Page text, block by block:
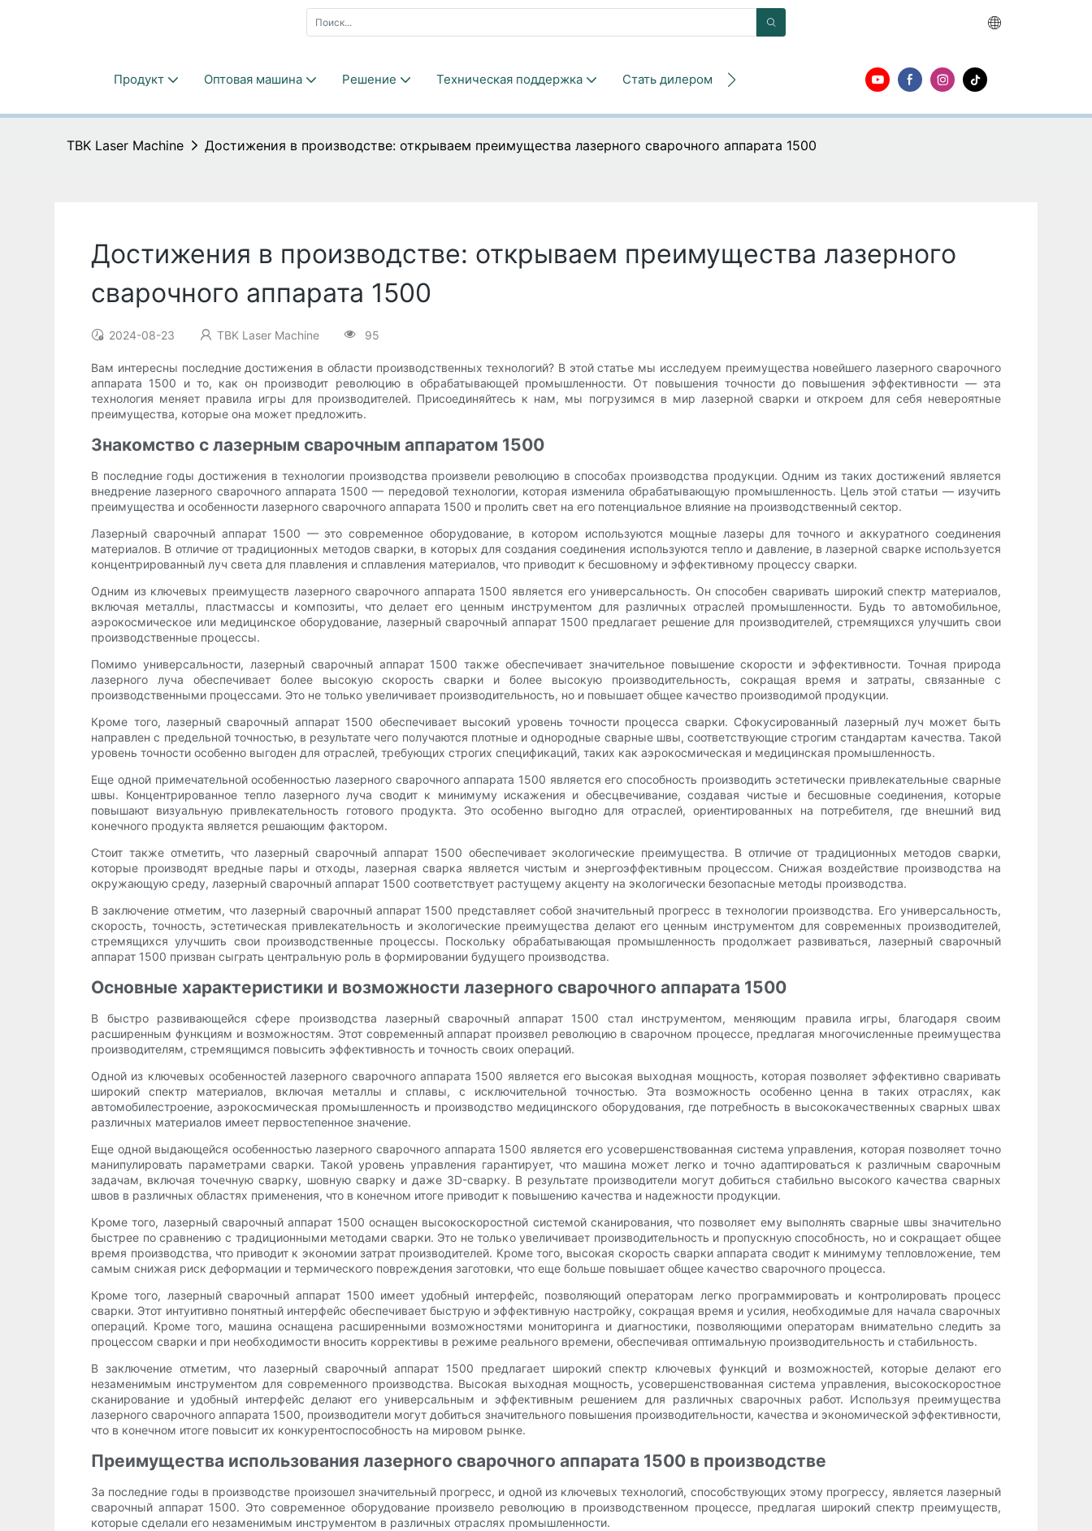
Продукт Оптовая машина Решение Техническая поддержка Стать дилером
TBK Laser Machine Достижения в производстве: открываем преимущества лазерного сварочного аппарата 1500
Достижения в производстве: открываем преимущества лазерного
сварочного аппарата 1500
2024-08-23 TBK Laser Machine 95
Вам интересны последние достижения в области производственных технологий? В этой статье мы исследуем преимущества новейшего лазерного сварочного
аппарата 1500 и то, как он производит революцию в обрабатывающей промышленности. От повышения точности до повышения эффективности — эта
технология меняет правила игры для производителей. Присоединяйтесь к нам, мы погрузимся в мир лазерной сварки и откроем для себя невероятные
преимущества, которые она может предложить.
Знакомство с лазерным сварочным аппаратом 1500
В последние годы достижения в технологии производства произвели революцию в способах производства продукции. Одним из таких достижений является
внедрение лазерного сварочного аппарата 1500 — передовой технологии, которая изменила обрабатывающую промышленность. Цель этой статьи — изучить
преимущества и особенности лазерного сварочного аппарата 1500 и пролить свет на его потенциальное влияние на производственный сектор.
Лазерный сварочный аппарат 1500 — это современное оборудование, в котором используются мощные лазеры для точного и аккуратного соединения
материалов. В отличие от традиционных методов сварки, в которых для создания соединения используются тепло и давление, в лазерной сварке используется
концентрированный луч света для плавления и сплавления материалов, что приводит к бесшовному и эффективному процессу сварки.
Одним из ключевых преимуществ лазерного сварочного аппарата 1500 является его универсальность. Он способен сваривать широкий спектр материалов,
включая металлы, пластмассы и композиты, что делает его ценным инструментом для различных отраслей промышленности. Будь то автомобильное,
аэрокосмическое или медицинское оборудование, лазерный сварочный аппарат 1500 предлагает решение для производителей, стремящихся улучшить свои
производственные процессы.
Помимо универсальности, лазерный сварочный аппарат 1500 также обеспечивает значительное повышение скорости и эффективности. Точная природа
лазерного луча обеспечивает более высокую скорость сварки и более высокую производительность, сокращая время и затраты, связанные с
производственными процессами. Это не только увеличивает производительность, но и повышает общее качество производимой продукции.
Кроме того, лазерный сварочный аппарат 1500 обеспечивает высокий уровень точности процесса сварки. Сфокусированный лазерный луч может быть
направлен с предельной точностью, в результате чего получаются плотные и однородные сварные швы, соответствующие строгим стандартам качества. Такой
уровень точности особенно выгоден для отраслей, требующих строгих спецификаций, таких как аэрокосмическая и медицинская промышленность.
Еще одной примечательной особенностью лазерного сварочного аппарата 1500 является его способность производить эстетически привлекательные сварные
швы. Концентрированное тепло лазерного луча сводит к минимуму искажения и обесцвечивание, создавая чистые и бесшовные соединения, которые
повышают визуальную привлекательность готового продукта. Это особенно выгодно для отраслей, ориентированных на потребителя, где внешний вид
конечного продукта является решающим фактором.
Стоит также отметить, что лазерный сварочный аппарат 1500 обеспечивает экологические преимущества. В отличие от традиционных методов сварки,
которые производят вредные пары и отходы, лазерная сварка является чистым и энергоэффективным процессом. Снижая воздействие производства на
окружающую среду, лазерный сварочный аппарат 1500 соответствует растущему акценту на экологически безопасные методы производства.
В заключение отметим, что лазерный сварочный аппарат 1500 представляет собой значительный прогресс в технологии производства. Его универсальность,
скорость, точность, эстетическая привлекательность и экологические преимущества делают его ценным инструментом для современных производителей,
стремящихся улучшить свои производственные процессы. Поскольку обрабатывающая промышленность продолжает развиваться, лазерный сварочный
аппарат 1500 призван сыграть центральную роль в формировании будущего производства.
Основные характеристики и возможности лазерного сварочного аппарата 1500
В быстро развивающейся сфере производства лазерный сварочный аппарат 1500 стал инструментом, меняющим правила игры, благодаря своим
расширенным функциям и возможностям. Этот современный аппарат произвел революцию в сварочном процессе, предлагая многочисленные преимущества
производителям, стремящимся повысить эффективность и точность своих операций.
Одной из ключевых особенностей лазерного сварочного аппарата 1500 является его высокая выходная мощность, которая позволяет эффективно сваривать
широкий спектр материалов, включая металлы и сплавы, с исключительной точностью. Эта возможность особенно ценна в таких отраслях, как
автомобилестроение, аэрокосмическая промышленность и производство медицинского оборудования, где потребность в высококачественных сварных швах
различных материалов имеет первостепенное значение.
Еще одной выдающейся особенностью лазерного сварочного аппарата 1500 является его усовершенствованная система управления, которая позволяет точно
манипулировать параметрами сварки. Такой уровень управления гарантирует, что машина может легко и точно адаптироваться к различным сварочным
задачам, включая точечную сварку, шовную сварку и даже 3D-сварку. В результате производители могут добиться стабильно высокого качества сварных
швов в различных областях применения, что в конечном итоге приводит к повышению качества и надежности продукции.
Кроме того, лазерный сварочный аппарат 1500 оснащен высокоскоростной системой сканирования, что позволяет ему выполнять сварные швы значительно
быстрее по сравнению с традиционными методами сварки. Это не только увеличивает производительность и пропускную способность, но и сокращает общее
время производства, что приводит к экономии затрат производителей. Кроме того, высокая скорость сварки аппарата сводит к минимуму тепловложение, тем
самым снижая риск деформации и термического повреждения заготовки, что еще больше повышает общее качество сварочного процесса.
Кроме того, лазерный сварочный аппарат 1500 имеет удобный интерфейс, позволяющий операторам легко программировать и контролировать процесс
сварки. Этот интуитивно понятный интерфейс обеспечивает быструю и эффективную настройку, сокращая время и усилия, необходимые для начала сварочных
операций. Кроме того, машина оснащена расширенными возможностями мониторинга и диагностики, позволяющими операторам внимательно следить за
процессом сварки и при необходимости вносить коррективы в режиме реального времени, обеспечивая оптимальную производительность и стабильность.
В заключение отметим, что лазерный сварочный аппарат 1500 предлагает широкий спектр ключевых функций и возможностей, которые делают его
незаменимым инструментом для современного производства. Высокая выходная мощность, усовершенствованная система управления, высокоскоростное
сканирование и удобный интерфейс делают его универсальным и эффективным решением для различных сварочных работ. Используя преимущества
лазерного сварочного аппарата 1500, производители могут добиться значительного повышения производительности, качества и экономической эффективности,
что в конечном итоге повысит их конкурентоспособность на мировом рынке.
Преимущества использования лазерного сварочного аппарата 1500 в производстве
За последние годы в производстве произошел значительный прогресс, и одной из ключевых технологий, способствующих этому прогрессу, является лазерный
сварочный аппарат 1500. Это современное оборудование произвело революцию в производственном процессе, предлагая широкий спектр преимуществ,
которые сделали его незаменимым инструментом в различных отраслях промышленности.